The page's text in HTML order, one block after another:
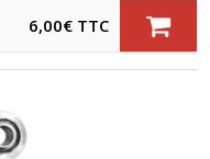
6,00€ TTC